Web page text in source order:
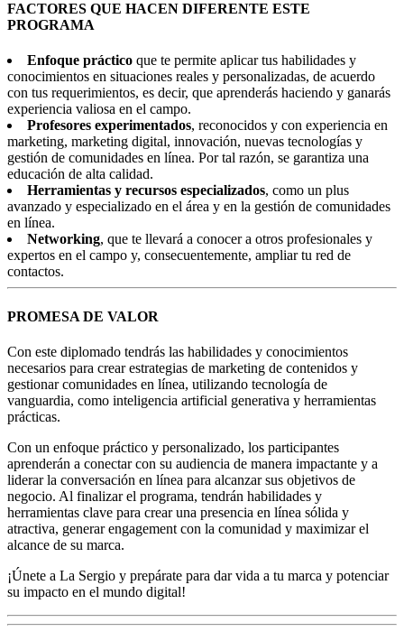
FACTORES QUE HACEN DIFERENTE ESTE
PROGRAMA
Enfoque práctico que te permite aplicar tus habilidades y
conocimientos en situaciones reales y personalizadas, de acuerdo
con tus requerimientos, es decir, que aprenderás haciendo y ganarás
experiencia valiosa en el campo.
Profesores experimentados, reconocidos y con experiencia en
marketing, marketing digital, innovación, nuevas tecnologías y
gestión de comunidades en línea. Por tal razón, se garantiza una
educación de alta calidad.
Herramientas y recursos especializados, como un plus
avanzado y especializado en el área y en la gestión de comunidades
en línea.
Networking, que te llevará a conocer a otros profesionales y
expertos en el campo y, consecuentemente, ampliar tu red de
contactos.
PROMESA DE VALOR
Con este diplomado tendrás las habilidades y conocimientos
necesarios para crear estrategias de marketing de contenidos y
gestionar comunidades en línea, utilizando tecnología de
vanguardia, como inteligencia artificial generativa y herramientas
prácticas.
Con un enfoque práctico y personalizado, los participantes
aprenderán a conectar con su audiencia de manera impactante y a
liderar la conversación en línea para alcanzar sus objetivos de
negocio. Al finalizar el programa, tendrán habilidades y
herramientas clave para crear una presencia en línea sólida y
atractiva, generar engagement con la comunidad y maximizar el
alcance de su marca.
¡Únete a La Sergio y prepárate para dar vida a tu marca y potenciar
su impacto en el mundo digital!